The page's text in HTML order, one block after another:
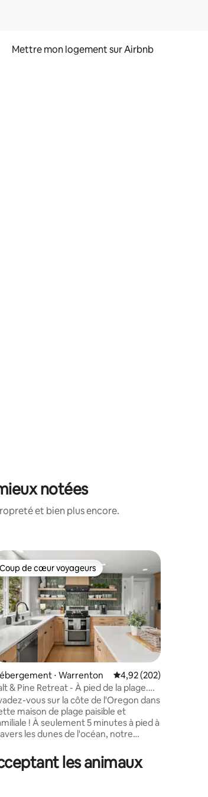
Mettre mon logement sur Airbnb
notées
et bien plus encore.
sur 5
sur la base de 166 commentaires : 4,87 sur 5
Coup de cœur voyageurs
Coup de cœur voyageurs
⋅ Warrenton Évaluation moyenne
4,92 (202)
& Pine Retreat - À pied de la plage.
!vous sur la côte de l'Oregon dans
maison de plage paisible et
! À seulement 5 minutes à pied à
les dunes de l'océan, notre
escapade. Récemment rénové !
cuisine et salle de bain haut de
les animaux